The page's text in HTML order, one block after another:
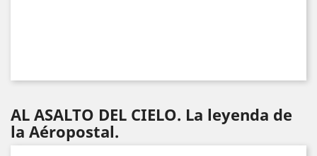
AL ASALTO DEL CIELO. La leyenda de
la Aéropostal.